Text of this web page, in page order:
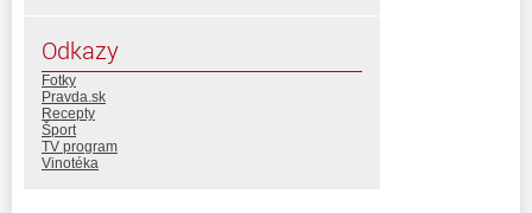
Odkazy
Fotky
Pravda.sk
Recepty
Šport
TV program
Vinotéka